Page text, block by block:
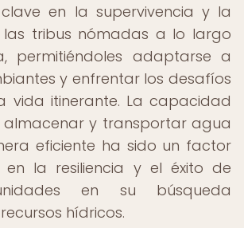
en la supervivencia y la
tribus nómadas a lo largo
permitiéndoles adaptarse a
y enfrentar los desafíos
vida itinerante. La capacidad
almacenar y transportar agua
eficiente ha sido un factor
en la resiliencia y el éxito de
en su búsqueda
hídricos.